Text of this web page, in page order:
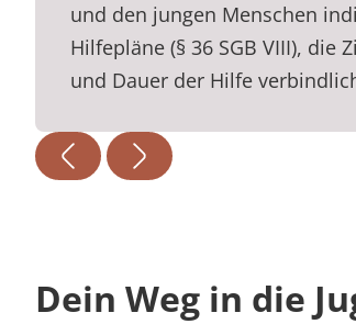
und den jungen Menschen
Hilfepläne (§ 36 SGB VIII), die
und Dauer der Hilfe
Dein Weg in die